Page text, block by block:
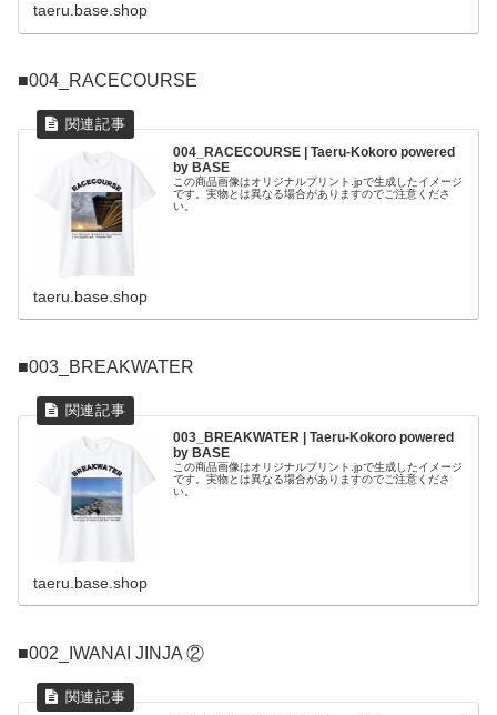
taeru.base.shop
■004_RACECOURSE
004_RACECOURSE | Taeru-Kokoro powered
by BASE
この商品画像はオリジナルプリント.jpで生成したイメージ
です。実物とは異なる場合がありますのでご注意くださ
い。
taeru.base.shop
■003_BREAKWATER
003_BREAKWATER | Taeru-Kokoro powered
by BASE
この商品画像はオリジナルプリント.jpで生成したイメージ
です。実物とは異なる場合がありますのでご注意くださ
い。
taeru.base.shop
■002_IWANAI JINJA ②